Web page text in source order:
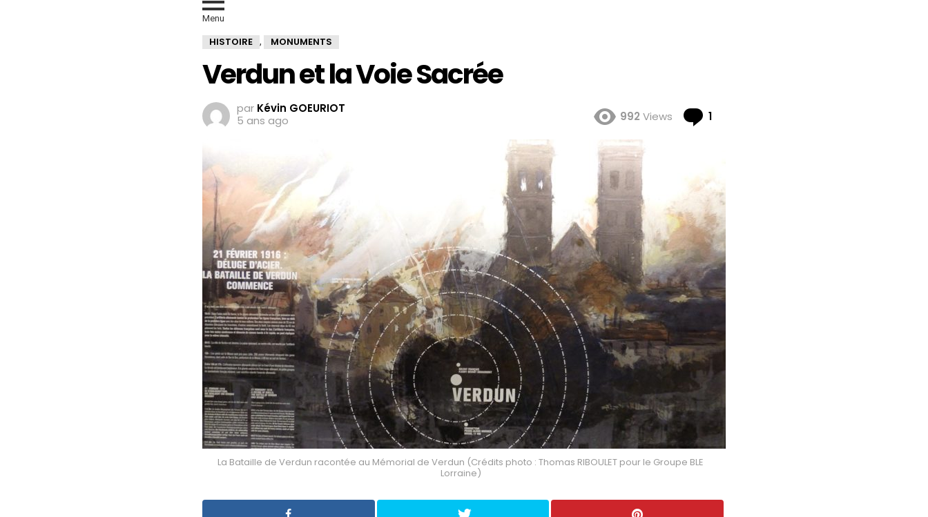
Menu
HISTOIRE , MONUMENTS
Verdun et la Voie Sacrée
par Kévin GOEURIOT
5 ans ago
992 Views 1
La Bataille de Verdun racontée au Mémorial de Verdun (Crédits photo : Thomas RIBOULET pour le Groupe BLE
Lorraine)